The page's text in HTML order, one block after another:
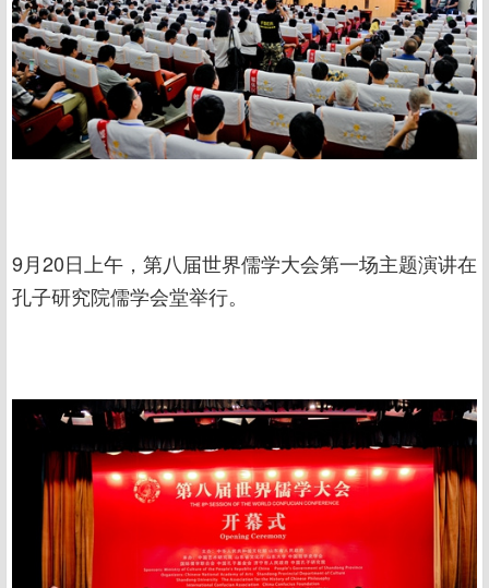
9月20日上午，第八届世界儒学大会第一场主题演讲在
孔子研究院儒学会堂举行。